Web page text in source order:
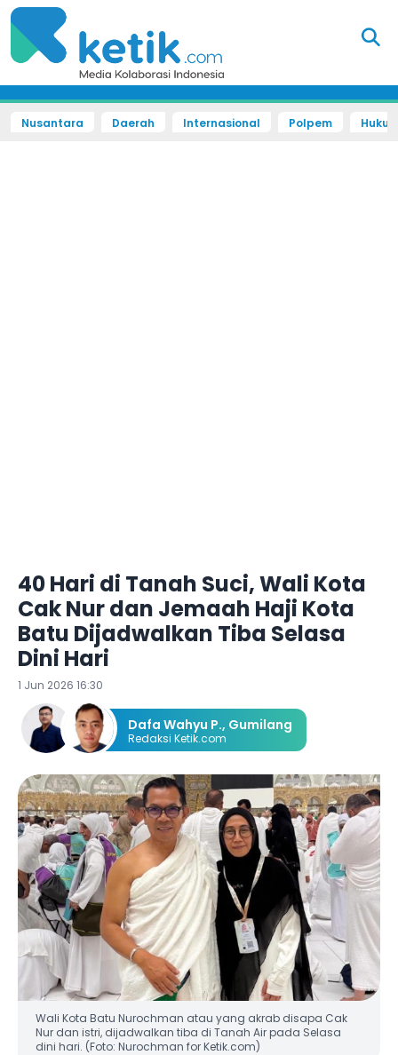
Nusantara Daerah Internasional Polpem
40 Hari di Tanah Suci, Wali Kota
Cak Nur dan Jemaah Haji Kota
Batu Dijadwalkan Tiba Selasa
Dini Hari
1 Jun 2026 16:30
Dafa Wahyu P., Gumilang
Redaksi Ketik.com
Wali Kota Batu Nurochman atau yang akrab disapa Cak
Nur dan istri, dijadwalkan tiba di Tanah Air pada Selasa
dini hari. (Foto: Nurochman for Ketik.com)